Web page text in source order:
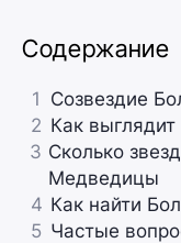
Содержание
1 Созвездие
2 Как
3 Сколько
Медведицы
4 Как найти
5 Частые